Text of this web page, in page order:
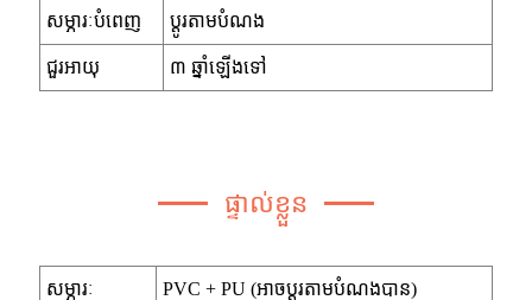
សម្ភារៈបំពេញ ប្ដូរតាមបំណង
ជួរអាយុ ៣ ឆ្នាំឡើងទៅ
ផ្ទាល់ខ្លួន
សម្ភារៈ PVC + PU (អាចប្ដូរតាមបំណងបាន)